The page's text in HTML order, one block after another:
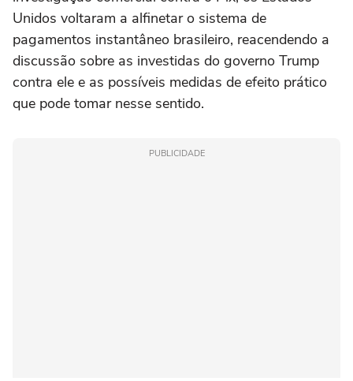
Unidos voltaram a alfinetar o sistema de
pagamentos instantâneo brasileiro, reacendendo a
discussão sobre as investidas do governo Trump
contra ele e as possíveis medidas de efeito prático
que pode tomar nesse sentido.
PUBLICIDADE